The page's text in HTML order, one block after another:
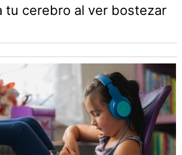
tu cerebro al ver bostezar